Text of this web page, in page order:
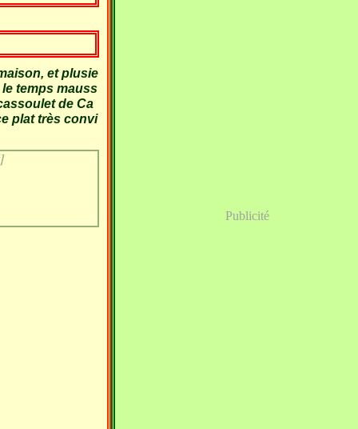
et plusie
temps mauss
de Ca
plat très convi
]
Publicité